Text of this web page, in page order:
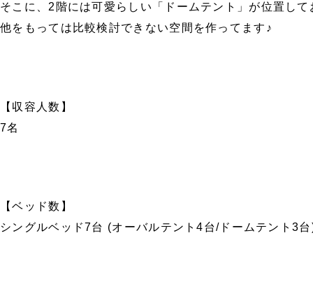
そこに、2階には可愛らしい「ドームテント」が位置して
他をもっては比較検討できない空間を作ってます♪
【収容人数】
7名
【ベッド数】
シングルベッド7台 (オーバルテント4台/ドームテント3台